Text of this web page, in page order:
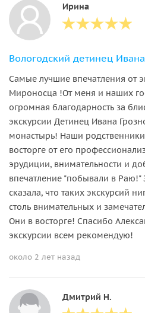
Ирина
Вологодский детинец
Самые лучшие впечатления от
Мироносца !От меня и наших
огромная благодарность за
экскурсии Детинец Ивана
монастырь! Наши
восторге от его
эрудиции, внимательности и
впечатление "побывали в Раю!"
сказала, что таких экскурсий
столь внимательных и
Они в восторге! Спасибо
экскурсии всем рекомендую!
около 2 лет назад
Дмитрий Н.